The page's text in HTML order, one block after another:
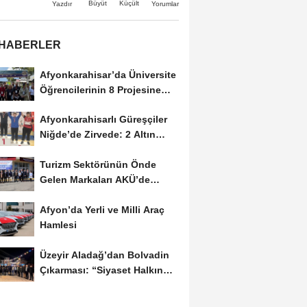
Yazdır Büyüt Küçült Yorumlar
Afyonkarahisar’da Üniversite
Öğrencilerinin 8 Projesine
Afyonkarahisarlı Güreşçiler
Niğde’de Zirvede: 2 Altın
Turizm Sektörünün Önde
Gelen Markaları AKÜ’de
Afyon’da Yerli ve Milli Araç
Hamlesi
Üzeyir Aladağ’dan Bolvadin
Çıkarması: “Siyaset Halkın